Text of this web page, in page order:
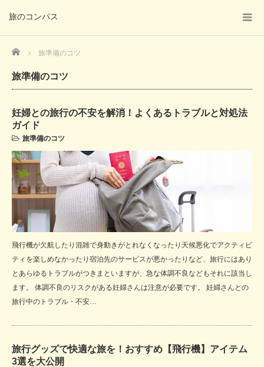
旅のコンパス
Home 旅準備のコツ
旅準備のコツ
妊婦との旅行の不安を解消！よくあるトラブルと対処法
ガイド
旅準備のコツ
飛行機が欠航したり混雑で身動きがとれなくなったり天候悪化でアクティビ
ティを楽しめなかったり宿泊先のサービスが悪かったりなど、旅行にはあり
とあらゆるトラブルがつきまといますが、急な体調不良などもそれに該当し
ます。 体調不良のリスクがある妊婦さんは注意が必要です。 妊婦さんとの
旅行中のトラブル・不安…
旅行グッズで快適な旅を！おすすめ【飛行機】アイテム
3選を大公開